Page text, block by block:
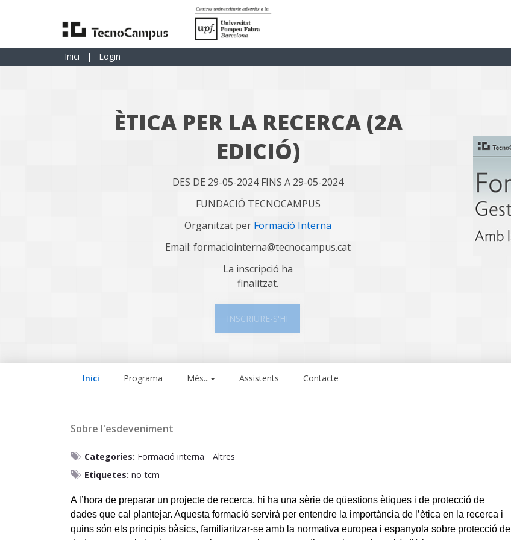
Inici | Login
ÈTICA PER LA RECERCA (2A
EDICIÓ)
DES DE 29-05-2024 FINS A 29-05-2024
FUNDACIÓ TECNOCAMPUS
Organitzat per Formació Interna
Email: formaciointerna@tecnocampus.cat
La inscripció ha
finalitzat.
INSCRIURE-S'HI
Inici Programa Més... Assistents Contacte
Sobre l'esdeveniment
Categories: Formació interna
Altres
Etiquetes: no-tcm
A l’hora de preparar un projecte de recerca, hi ha una sèrie de qüestions ètiques i de protecció de
dades que cal plantejar. Aquesta formació servirà per entendre la importància de l’ètica en la recerca i
quins són els principis bàsics, familiaritzar-se amb la normativa europea i espanyola sobre protecció de